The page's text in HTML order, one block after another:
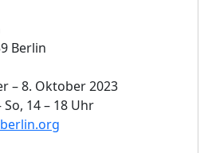
Berlin
– 8. Oktober 2023
14 – 18 Uhr